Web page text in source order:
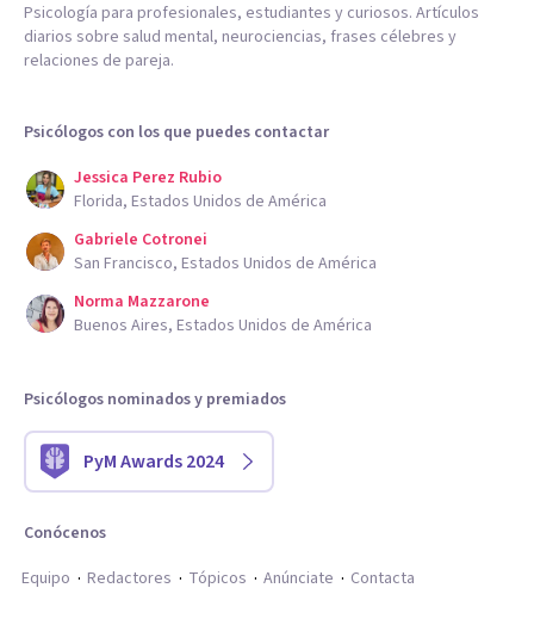
Psicología para profesionales, estudiantes y curiosos. Artículos
diarios sobre salud mental, neurociencias, frases célebres y
relaciones de pareja.
Psicólogos con los que puedes contactar
Jessica Perez Rubio
Florida, Estados Unidos de América
Gabriele Cotronei
San Francisco, Estados Unidos de América
Norma Mazzarone
Buenos Aires, Estados Unidos de América
Psicólogos nominados y premiados
PyM Awards 2024
Conócenos
Equipo
Redactores Tópicos Anúnciate Contacta